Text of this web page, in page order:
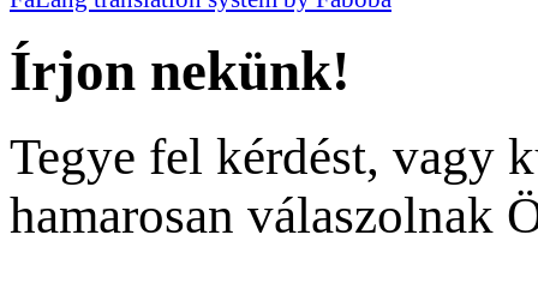
Írjon nekünk!
Tegye fel kérdést, vagy
hamarosan válaszolnak